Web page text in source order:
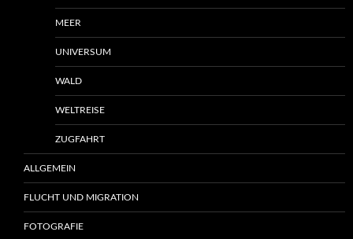
MEER
UNIVERSUM
WALD
WELTREISE
ZUGFAHRT
ALLGEMEIN
FLUCHT UND MIGRATION
FOTOGRAFIE